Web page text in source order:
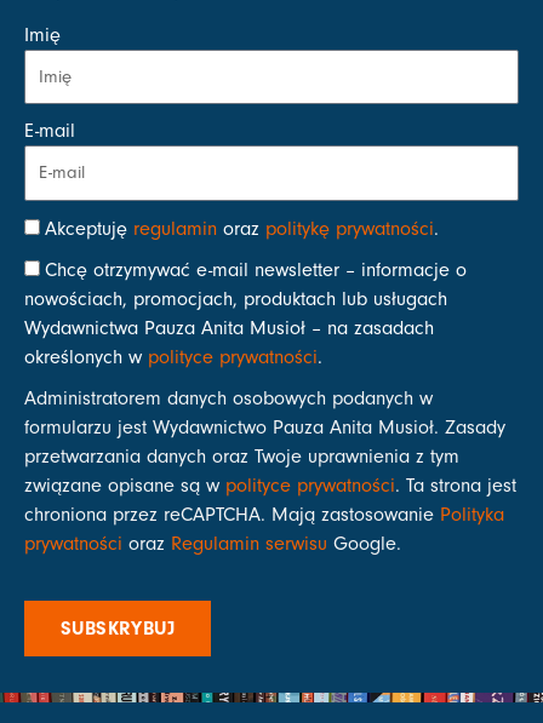
Imię
E-mail
Akceptuję regulamin oraz politykę prywatności.
Chcę otrzymywać e-mail newsletter – informacje o
nowościach, promocjach, produktach lub usługach
Wydawnictwa Pauza Anita Musioł – na zasadach
określonych w polityce prywatności.
Administratorem danych osobowych podanych w
formularzu jest Wydawnictwo Pauza Anita Musioł. Zasady
przetwarzania danych oraz Twoje uprawnienia z tym
związane opisane są w polityce prywatności. Ta strona jest
chroniona przez reCAPTCHA. Mają zastosowanie Polityka
prywatności oraz Regulamin serwisu Google.
SUBSKRYBUJ